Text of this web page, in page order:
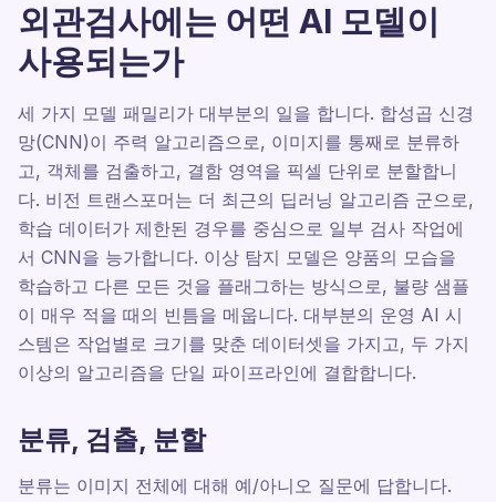
외관검사에는 어떤 AI 모델이
사용되는가
세 가지 모델 패밀리가 대부분의 일을 합니다. 합성곱 신경
망(CNN)이 주력 알고리즘으로, 이미지를 통째로 분류하
고, 객체를 검출하고, 결함 영역을 픽셀 단위로 분할합니
다. 비전 트랜스포머는 더 최근의 딥러닝 알고리즘 군으로,
학습 데이터가 제한된 경우를 중심으로 일부 검사 작업에
서 CNN을 능가합니다. 이상 탐지 모델은 양품의 모습을
학습하고 다른 모든 것을 플래그하는 방식으로, 불량 샘플
이 매우 적을 때의 빈틈을 메웁니다. 대부분의 운영 AI 시
스템은 작업별로 크기를 맞춘 데이터셋을 가지고, 두 가지
이상의 알고리즘을 단일 파이프라인에 결합합니다.
분류, 검출, 분할
분류는 이미지 전체에 대해 예/아니오 질문에 답합니다.